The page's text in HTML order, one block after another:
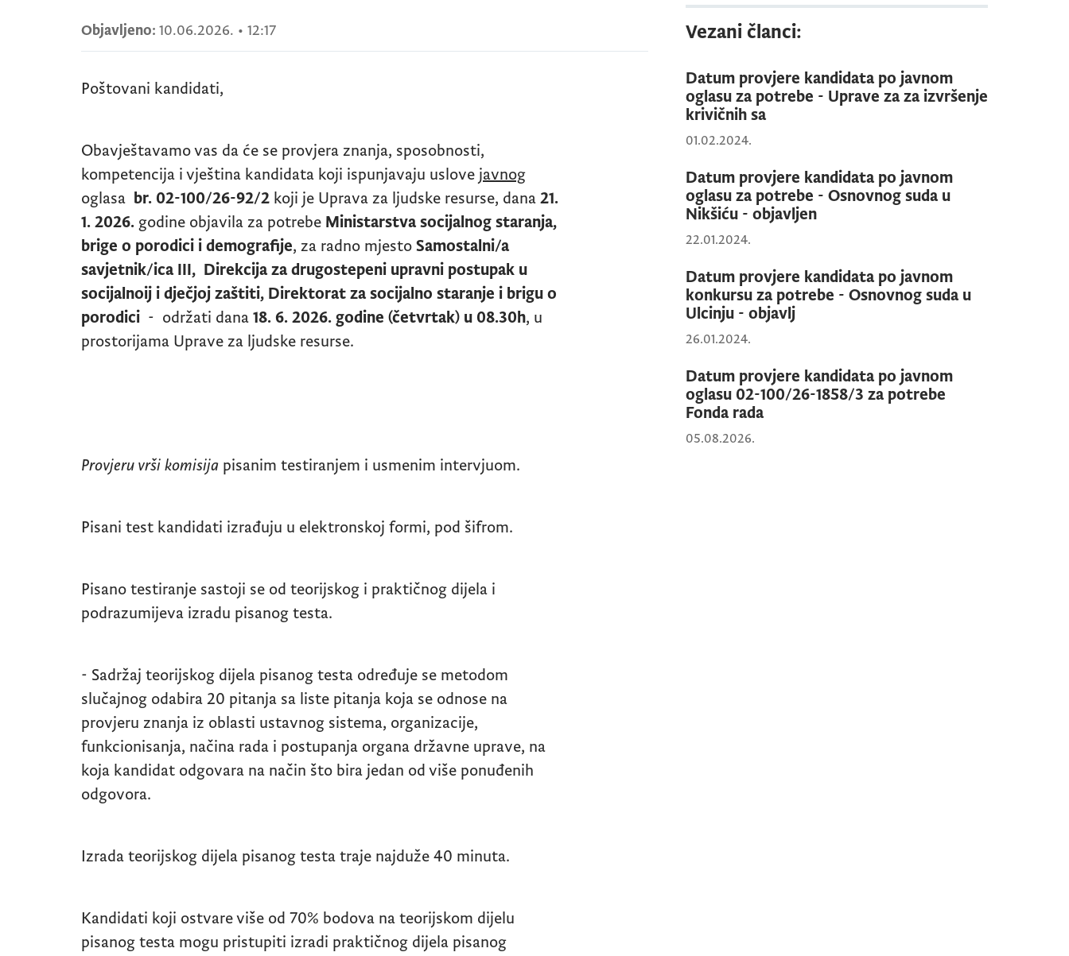
Objavljeno: 10.06.2026. • 12:17
Poštovani kandidati,
Obavještavamo vas da će se provjera znanja, sposobnosti,
kompetencija i vještina kandidata koji ispunjavaju uslove javnog
oglasa br. 02-100/26-92/2 koji je Uprava za ljudske resurse, dana 21.
1. 2026. godine objavila za potrebe Ministarstva socijalnog staranja,
brige o porodici i demografije, za radno mjesto Samostalni/a
savjetnik/ica III, Direkcija za drugostepeni upravni postupak u
socijalnoij i dječjoj zaštiti, Direktorat za socijalno staranje i brigu o
porodici - održati dana 18. 6. 2026. godine (četvrtak) u 08.30h, u
prostorijama Uprave za ljudske resurse.
Provjeru vrši komisija pisanim testiranjem i usmenim intervjuom.
Pisani test kandidati izrađuju u elektronskoj formi, pod šifrom.
Pisano testiranje sastoji se od teorijskog i praktičnog dijela i
podrazumijeva izradu pisanog testa.
- Sadržaj teorijskog dijela pisanog testa određuje se metodom
slučajnog odabira 20 pitanja sa liste pitanja koja se odnose na
provjeru znanja iz oblasti ustavnog sistema, organizacije,
funkcionisanja, načina rada i postupanja organa državne uprave, na
koja kandidat odgovara na način što bira jedan od više ponuđenih
odgovora.
Izrada teorijskog dijela pisanog testa traje najduže 40 minuta.
Kandidati koji ostvare više od 70% bodova na teorijskom dijelu
pisanog testa mogu pristupiti izradi praktičnog dijela pisanog
Vezani članci:
Datum provjere kandidata po javnom
oglasu za potrebe - Uprave za za izvršenje
krivičnih sa
01.02.2024.
Datum provjere kandidata po javnom
oglasu za potrebe - Osnovnog suda u
Nikšiću - objavljen
22.01.2024.
Datum provjere kandidata po javnom
konkursu za potrebe - Osnovnog suda u
Ulcinju - objavlj
26.01.2024.
Datum provjere kandidata po javnom
oglasu 02-100/26-1858/3 za potrebe
Fonda rada
05.08.2026.